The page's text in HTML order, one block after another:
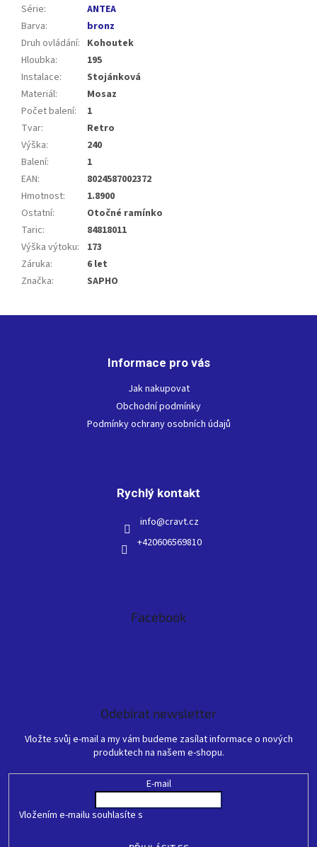
Série:
ANTEA
Barva:
bronz
Druh ovládání: Kohoutek
Hloubka:
195
Instalace:
Stojánková
Materiál:
Mosaz
Počet balení:
1
Tvar:
Retro
Výška:
240
Balení:
1
EAN:
8024587002372
Hmotnost:
1.8900
Ostatní:
Otočné ramínko
Taric:
84818011
Výška výtoku:
173
Záruka:
6 let
Značka: SAPHO
Informace pro vás
Jak nakupovat
Obchodní podmínky
Podmínky ochrany osobních údajů
Rychlý kontakt
info@cravt.cz
+420606569810
Facebook
Odebírat newsletter
Vložte svůj e-mail a my vám budeme zasílat informace o nových
produktech na našem e-shopu.
E-mail
Vložením e-mailu souhlasíte s